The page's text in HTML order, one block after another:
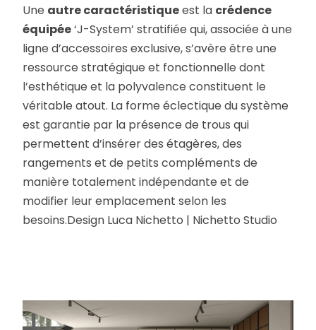
Une autre caractéristiqueest la crédence
équipée‘J-System’ stratifiée qui, associée à une
ligne d’accessoires exclusive, s’avère être une
ressource stratégique et fonctionnelle dont
l’esthétique et la polyvalence constituent le
véritable atout. La forme éclectique du système
est garantie par la présence de trous qui
permettent d’insérer des étagères, des
rangements et de petits compléments de
manière totalement indépendante et de
modifier leur emplacement selon les
besoins.Design Luca Nichetto | Nichetto Studio